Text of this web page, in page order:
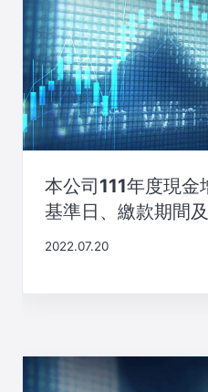
本公司111年度現金
基準日、繳款期間
2022.07.20